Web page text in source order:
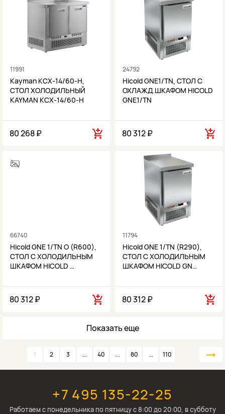
11991
Kayman КСХ-14/60-Н,
СТОЛ ХОЛОДИЛЬНЫЙ
KAYMAN КСХ-14/60-Н
80 268 ₽
24792
Hicold GNE1/TN, СТОЛ С
ОХЛАЖД.ШКАФОМ HICOLD
GNE1/TN
80 312 ₽
66740
Hicold GNE 1/TN O (R600),
СТОЛ С ХОЛОДИЛЬНЫМ
ШКАФОМ HICOLD …
80 312 ₽
11794
Hicold GNE 1/TN (R290),
СТОЛ С ХОЛОДИЛЬНЫМ
ШКАФОМ HICOLD GN…
80 312 ₽
Показать еще
1 2 3 ... 40 ... 80 ... 110
+7 495 135-22-25
Работаем c понедельника по пятницу с 8:00 до 20:00, в субботу